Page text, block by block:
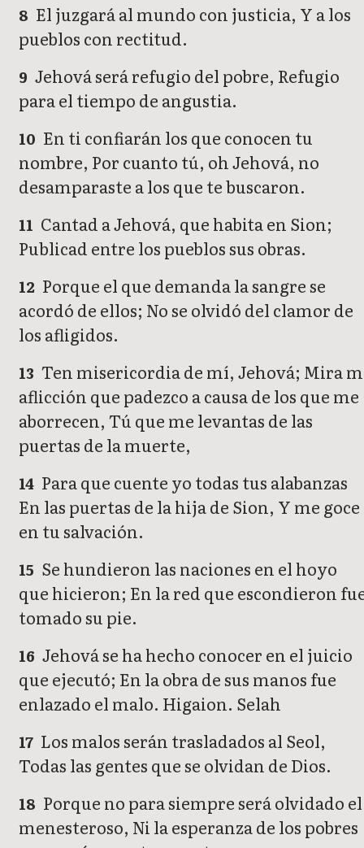
8 El juzgará al mundo con justicia, Y a los
pueblos con rectitud.
9 Jehová será refugio del pobre, Refugio
para el tiempo de angustia.
10 En ti confiarán los que conocen tu
nombre, Por cuanto tú, oh Jehová, no
desamparaste a los que te buscaron.
11 Cantad a Jehová, que habita en Sion;
Publicad entre los pueblos sus obras.
12 Porque el que demanda la sangre se
acordó de ellos; No se olvidó del clamor de
los afligidos.
13 Ten misericordia de mí, Jehová; Mira
aflicción que padezco a causa de los que me
aborrecen, Tú que me levantas de las
puertas de la muerte,
14 Para que cuente yo todas tus alabanzas
En las puertas de la hija de Sion, Y me goce
en tu salvación.
15 Se hundieron las naciones en el hoyo
que hicieron; En la red que escondieron
tomado su pie.
16 Jehová se ha hecho conocer en el juicio
que ejecutó; En la obra de sus manos fue
enlazado el malo. Higaion. Selah
17 Los malos serán trasladados al Seol,
Todas las gentes que se olvidan de Dios.
18 Porque no para siempre será olvidado el
menesteroso, Ni la esperanza de los pobres